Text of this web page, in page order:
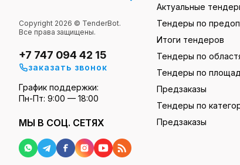
Copyright 2026 © TenderBot.
Все права защищены.
+7 747 094 42 15
заказать звонок
График поддержки:
Пн-Пт: 9:00 — 18:00
МЫ В СОЦ. СЕТЯХ
Актуальные
Тендеры по
Итоги тендеров
Тендеры по
Тендеры по
Предзаказы
Тендеры по
Предзаказы